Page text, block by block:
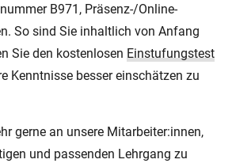
B971, Präsenz-/Online-
So sind Sie inhaltlich von Anfang
Sie den kostenlosen Einstufungstest
Kenntnisse besser einschätzen zu
gerne an unsere Mitarbeiter:innen,
und passenden Lehrgang zu